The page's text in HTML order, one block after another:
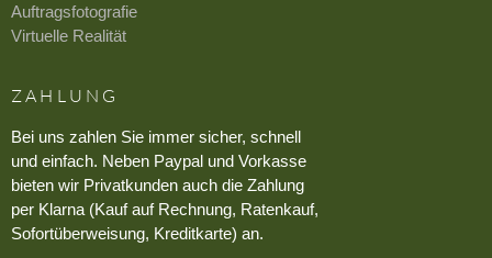
Auftragsfotografie
Virtuelle Realität
ZAHLUNG
Bei uns zahlen Sie immer sicher, schnell
und einfach. Neben Paypal und Vorkasse
bieten wir Privatkunden auch die Zahlung
per Klarna (Kauf auf Rechnung, Ratenkauf,
Sofortüberweisung, Kreditkarte) an.